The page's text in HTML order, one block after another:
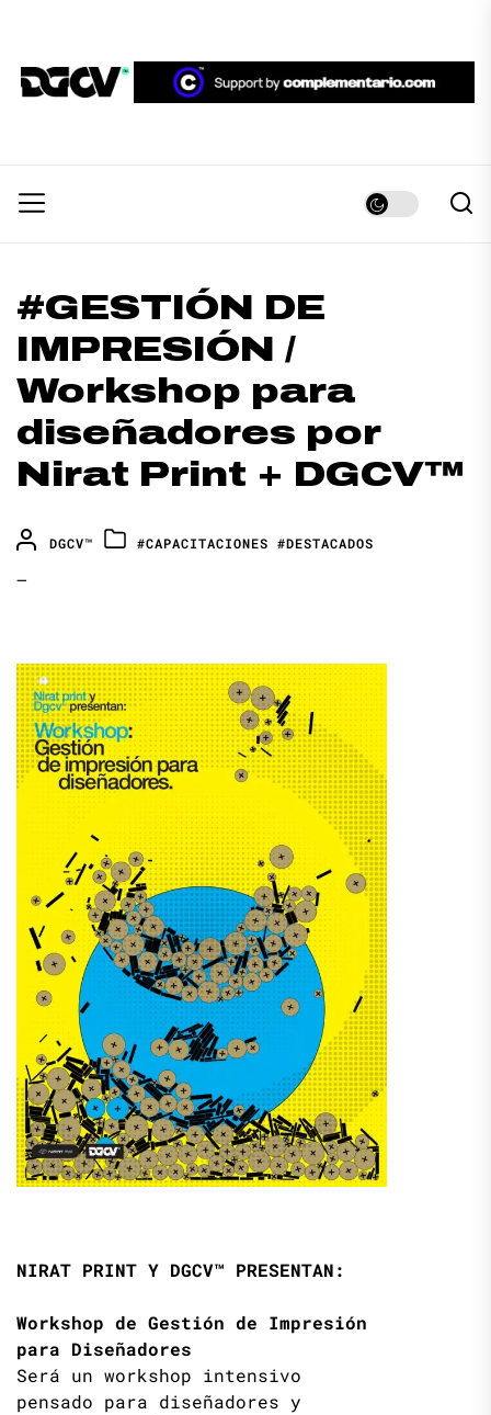
the
content
DGCV™
#GESTIÓN DE
IMPRESIÓN /
Workshop para
diseñadores por
Nirat Print + DGCV™
DGCV™ #CAPACITACIONES #DESTACADOS
—
NIRAT PRINT Y DGCV™ PRESENTAN:
Workshop de Gestión de Impresión
para Diseñadores
Será un workshop intensivo
pensado para diseñadores y